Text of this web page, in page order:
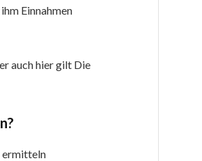
Einnahmen
auch hier gilt Die
ermitteln